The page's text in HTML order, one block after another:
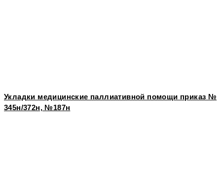
Укладки медицинские паллиативной помощи приказ №
345н/372н, №187н